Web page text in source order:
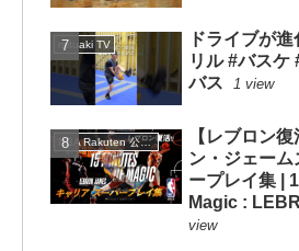
mituaki TV
ドライブが
リル #バス
バス
1 view
NBA Rakuten 公式チャンネル
【レブロン
ン・ジェー
ープレイ集 |
Magic :
view